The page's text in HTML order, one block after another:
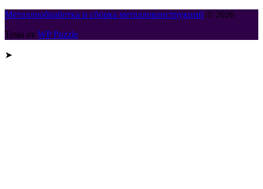
Металлообработка и сборка металлоконструкций © 2026
Тема от WP Puzzle
➤